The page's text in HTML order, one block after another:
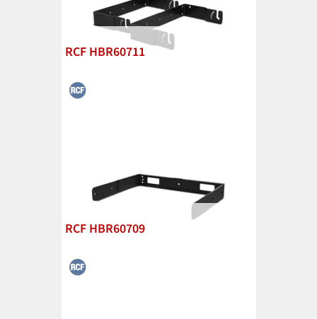
RCF HBR60711
RCF HBR60709